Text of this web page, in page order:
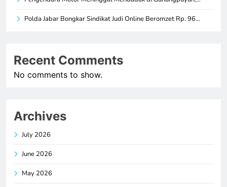
Polda Jabar Bongkar Sindikat Judi Online Beromzet Rp. 96…
Recent Comments
No comments to show.
Archives
July 2026
June 2026
May 2026